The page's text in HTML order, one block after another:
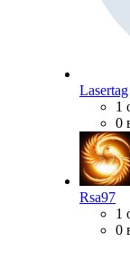
Lasertag
1
0
Rsa97
1
0